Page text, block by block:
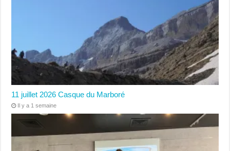
11 juillet 2026 Casque du Marboré
Il y a 1 semaine